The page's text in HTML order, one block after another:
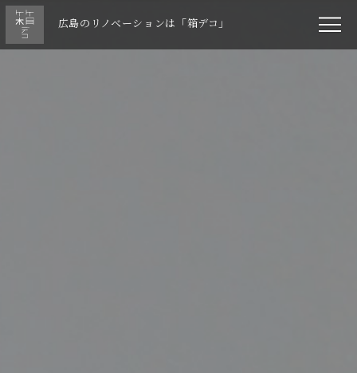
広島のリノベーションは「箱デコ」